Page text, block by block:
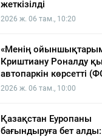
жеткізілді
2026 ж. 06 там., 10:20
«Менің
Криштиану Роналду
автопаркін көрсетті
2026 ж. 06 там., 10:00
Қазақстан Еуропаны
бағындыруға бет алды: